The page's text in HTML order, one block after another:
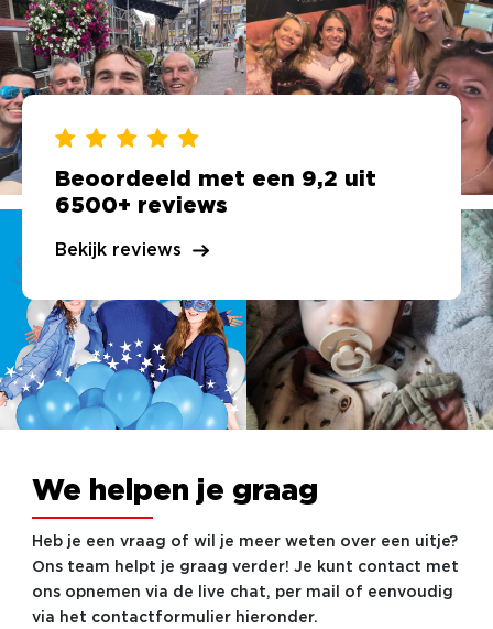
Beoordeeld met een 9,2 uit
6500+ reviews
Bekijk reviews
We helpen je graag
Heb je een vraag of wil je meer weten over een uitje?
Ons team helpt je graag verder! Je kunt contact met
ons opnemen via de live chat, per mail of eenvoudig
via het contactformulier hieronder.